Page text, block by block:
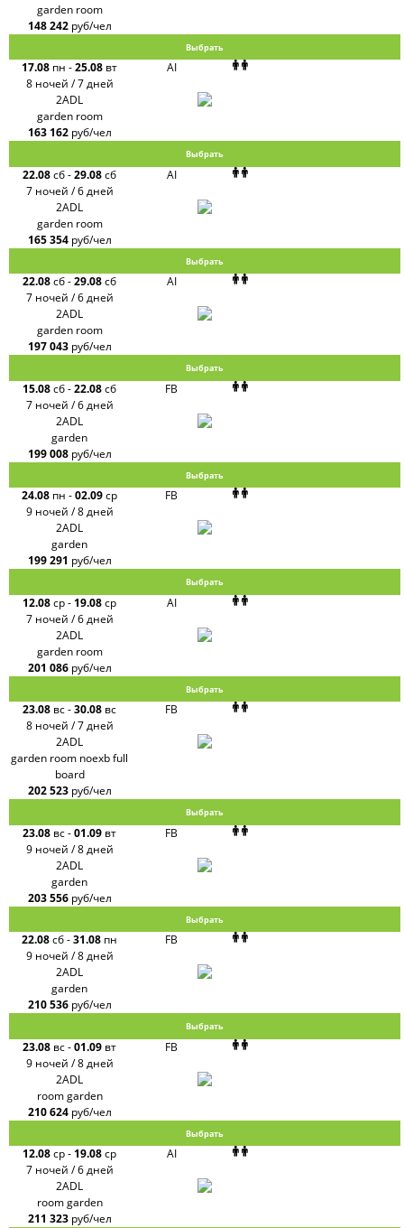
garden room
148 242 руб/чел
Выбрать
17.08 пн -25.08 вт
8 ночей / 7 дней
AI
2ADL
garden room
163 162 руб/чел
Выбрать
22.08сб-29.08сб
7 ночей / 6 дней
AI
2ADL
garden room
165 354 руб/чел
Выбрать
22.08сб-29.08сб
7 ночей / 6 дней
AI
2ADL
garden room
197 043 руб/чел
Выбрать
15.08сб-22.08сб
7 ночей / 6 дней
FB
2ADL
garden
199 008 руб/чел
Выбрать
24.08 пн -02.09ср
9 ночей / 8 дней
FB
2ADL
garden
199 291 руб/чел
Выбрать
12.08ср- 19.08ср
7 ночей / 6 дней
AI
2ADL
garden room
201 086 руб/чел
Выбрать
23.08 вс-30.08 вс
8 ночей / 7 дней
FB
2ADL
garden room noexb full
board
202 523 руб/чел
Выбрать
23.08 вс-01.09 вт
9 ночей / 8 дней
FB
2ADL
garden
203 556 руб/чел
Выбрать
22.08сб-31.08 пн
9 ночей / 8 дней
FB
2ADL
garden
210 536 руб/чел
Выбрать
23.08 вс-01.09 вт
9 ночей / 8 дней
FB
2ADL
room garden
210 624 руб/чел
Выбрать
12.08ср- 19.08ср
7 ночей / 6 дней
AI
2ADL
room garden
211 323 руб/чел